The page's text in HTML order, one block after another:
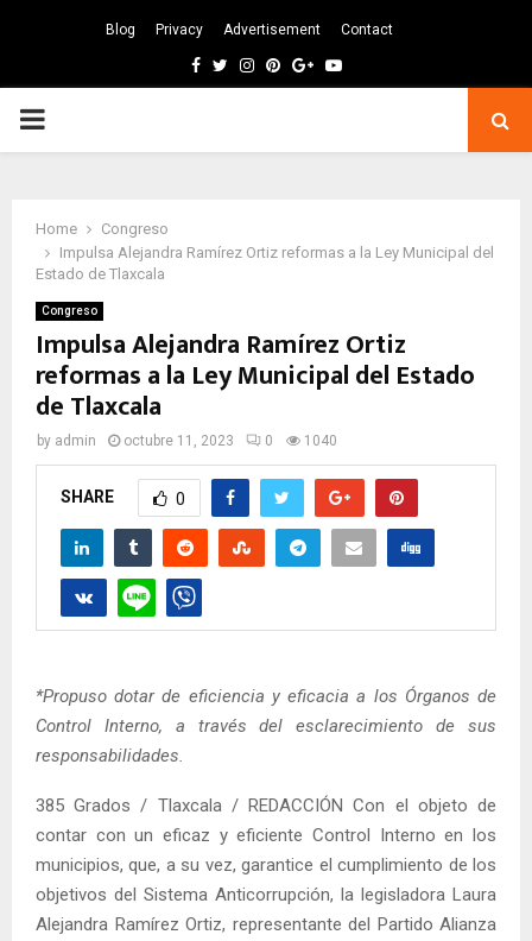
Blog Privacy Advertisement Contact
Facebook
TwitterInstagram
Pinterest
GoogleYoutube
PRIMARY
Home
Congreso
Impulsa Alejandra Ramírez Ortiz reformas a la Ley Municipal del
Estado de Tlaxcala
Congreso
Impulsa Alejandra Ramírez Ortiz
reformas a la Ley Municipal del Estado
de Tlaxcala
by admin octubre 11, 2023 0 1040
SHARE 0
*Propuso dotar de eficiencia y eficacia a los Órganos de
Control Interno, a través del esclarecimiento de sus
responsabilidades.
385 Grados / Tlaxcala / REDACCIÓN Con el objeto de
contar con un eficaz y eficiente Control Interno en los
municipios, que, a su vez, garantice el cumplimiento de los
objetivos del Sistema Anticorrupción, la legisladora Laura
Alejandra Ramírez Ortiz, representante del Partido Alianza